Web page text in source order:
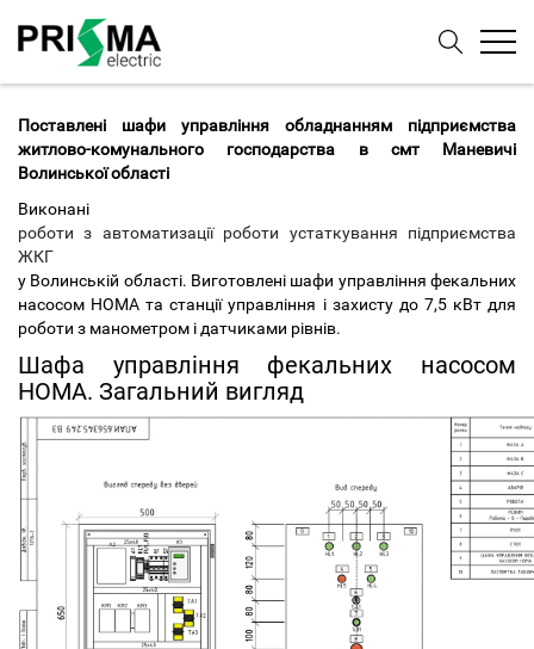
Поставлені шафи управління обладнанням підприємства
житлово-комунального господарства в смт Маневичі
Волинської області
Виконані
роботи з автоматизації роботи устаткування підприємства
ЖКГ
у Волинській області. Виготовлені шафи управління фекальних
насосом НОМА та станції управління і захисту до 7,5 кВт для
роботи з манометром і датчиками рівнів.
Шафа управління фекальних насосом
НОМА. Загальний вигляд